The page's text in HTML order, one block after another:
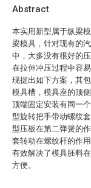
Abstract
本实用新型属于纵梁
梁模具，针对现有的
中，大多没有很好的
在拉伸冲压过程中容
现提出如下方案，其
模具槽，模具座的顶
顶端固定安装有同一
型旋转把手带动螺纹
型压板在第二弹簧的
套转动在螺纹杆的作
有效解决了模具胚料
方便。